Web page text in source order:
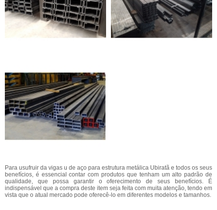
Para usufruir da vigas u de aço para estrutura metálica Ubiratã e todos os seus
benefícios, é essencial contar com produtos que tenham um alto padrão de
qualidade, que possa garantir o oferecimento de seus benefícios. É
indispensável que a compra deste item seja feita com muita atenção, tendo em
vista que o atual mercado pode oferecê-lo em diferentes modelos e tamanhos.